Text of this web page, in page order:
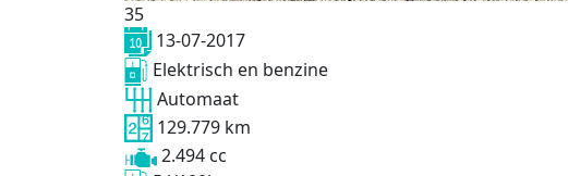
35
13-07-2017
Elektrisch en benzine
Automaat
129.779 km
2.494 cc